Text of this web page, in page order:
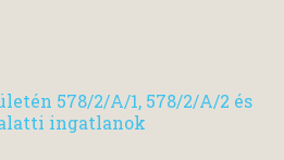
578/2/A/1, 578/2/A/2 és
ingatlanok